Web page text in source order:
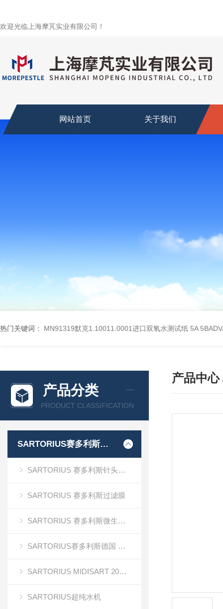
欢迎光临上海摩芃实业有限公司！
网站首页 关于我们
热门关键词： MN91319默克1.10011.0001进口双氧水测试纸 5A
产品分类
PRODUCT CLASSIFICATION
SARTORIUS赛多利斯德国
SARTORIUS 赛多利斯针头式滤器
SARTORIUS 赛多利斯过滤膜
SARTORIUS 赛多利斯微生物检测
SARTORIUS赛多利斯德国 电子天平
SARTORIUS MIDISART 2000
SARTORIUS超纯水机
产品中心